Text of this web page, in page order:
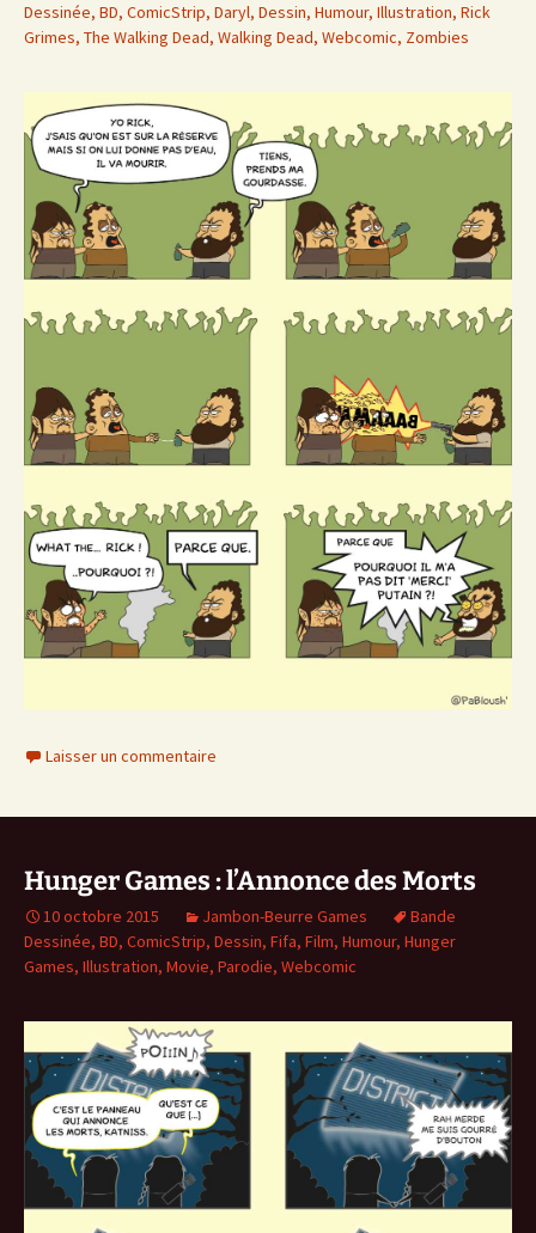
Dessinée, BD, ComicStrip, Daryl, Dessin, Humour, Illustration, Rick
Grimes, The Walking Dead, Walking Dead, Webcomic, Zombies
Laisser un commentaire
Hunger Games : l’Annonce des Morts
10 octobre 2015 Jambon-Beurre Games
Bande
Dessinée, BD, ComicStrip, Dessin, Fifa, Film, Humour, Hunger
Games, Illustration, Movie, Parodie, Webcomic